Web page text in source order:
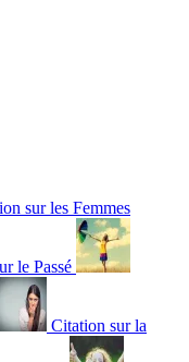
sur les Femmes
le Passé
Citation sur la